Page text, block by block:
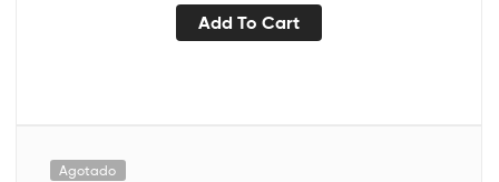
Add To Cart
Agotado